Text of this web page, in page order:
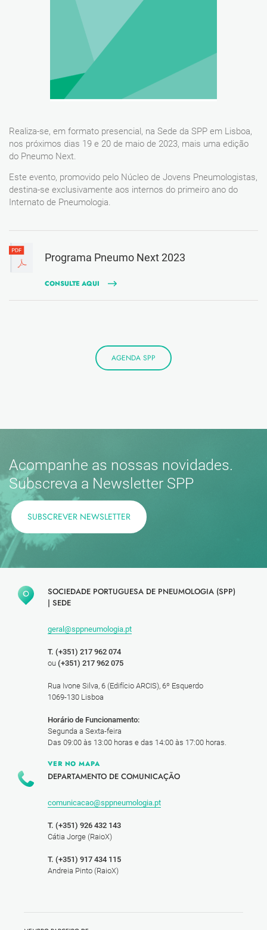
Realiza-se, em formato presencial, na Sede da SPP em Lisboa,
nos próximos dias 19 e 20 de maio de 2023, mais uma edição
do Pneumo Next.
Este evento, promovido pelo Núcleo de Jovens Pneumologistas,
destina-se exclusivamente aos internos do primeiro ano do
Internato de Pneumologia.
Programa Pneumo Next 2023
CONSULTE AQUI
AGENDA SPP
Acompanhe as nossas novidades.
Subscreva a Newsletter SPP
SUBSCREVER NEWSLETTER
SOCIEDADE PORTUGUESA DE PNEUMOLOGIA (SPP)
| SEDE
geral@sppneumologia.pt
T. (+351) 217 962 074
ou (+351) 217 962 075
Rua Ivone Silva, 6 (Edifício ARCIS), 6º Esquerdo
1069-130 Lisboa
Horário de Funcionamento:
Segunda a Sexta-feira
Das 09:00 às 13:00 horas e das 14:00 às 17:00 horas.
VER NO MAPA
DEPARTAMENTO DE COMUNICAÇÃO
comunicacao@sppneumologia.pt
T. (+351) 926 432 143
Cátia Jorge (RaioX)
T. (+351) 917 434 115
Andreia Pinto (RaioX)